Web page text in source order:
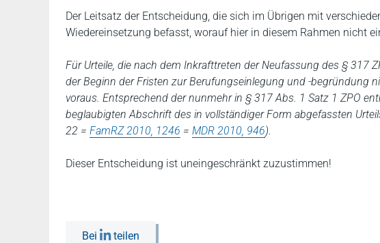
Der Leitsatz der Entscheidung, die sich im Übrigen mit
Wiedereinsetzung befasst, worauf hier in diesem Rahmen nicht
Für Urteile, die nach dem Inkrafttreten der Neufassung des § 317
der Beginn der Fristen zur Berufungseinlegung und -begründung
voraus. Entsprechend der nunmehr in § 317 Abs. 1 Satz 1 ZPO
beglaubigten Abschrift des in vollständiger Form abgefassten
22 = FamRZ 2010, 1246 = MDR 2010, 946).
Dieser Entscheidung ist uneingeschränkt zuzustimmen!
Bei teilen